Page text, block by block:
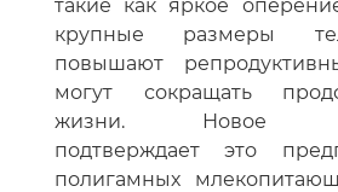
такие как яркое
крупные размеры
повышают
могут сокращать
жизни. Новое
подтверждает это
полигамных